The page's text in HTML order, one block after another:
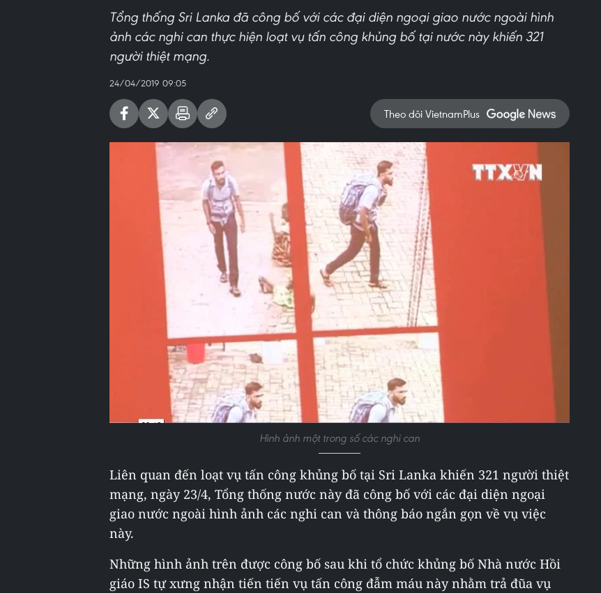
Tổng thống Sri Lanka đã công bố với các đại diện ngoại giao nước ngoài hình
ảnh các nghi can thực hiện loạt vụ tấn công khủng bố tại nước này khiến 321
người thiệt mạng.
24/04/2019 09:05
Theo dõi VietnamPlus
Hình ảnh một trong số các nghi can
Liên quan đến loạt vụ tấn công khủng bố tại Sri Lanka khiến 321 người thiệt
mạng, ngày 23/4, Tổng thống nước này đã công bố với các đại diện ngoại
giao nước ngoài hình ảnh các nghi can và thông báo ngắn gọn về vụ việc
này.
Những hình ảnh trên được công bố sau khi tổ chức khủng bố Nhà nước Hồi
giáo IS tự xưng nhận tiến tiến vụ tấn công đẫm máu này nhằm trả đũa vụ